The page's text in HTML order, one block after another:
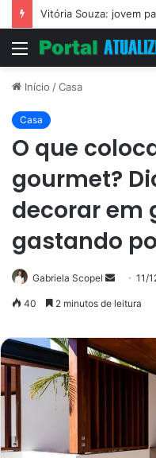
Menu
Início /Casa
Casa
O que
gourmet?
decorar em
gastando
Gabriela Scopel
Mande11/
40 2 minutos de leitura